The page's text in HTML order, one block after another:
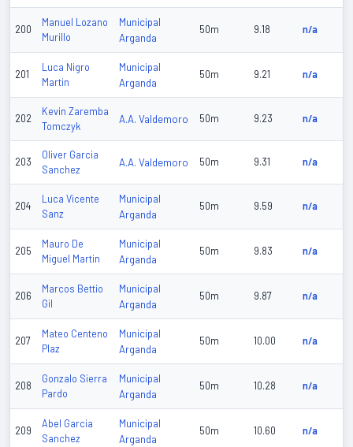
200
Manuel Lozano
Murillo
Municipal
Arganda
50m 9.18 n/a
201
Luca Nigro
Martin
Municipal
Arganda
50m 9.21 n/a
202
Kevin Zaremba
Tomczyk
A.A. Valdemoro 50m 9.23 n/a
203
Oliver Garcia
Sanchez
A.A. Valdemoro 50m 9.31 n/a
204
Luca Vicente
Sanz
Municipal
Arganda
50m 9.59 n/a
205
Mauro De
Miguel Martin
Municipal
Arganda
50m 9.83 n/a
206
Marcos Bettio
Gil
Municipal
Arganda
50m 9.87 n/a
207
Mateo Centeno
Plaz
Municipal
Arganda
50m 10.00 n/a
208
Gonzalo Sierra
Pardo
Municipal
Arganda
50m 10.28 n/a
209
Abel Garcia
Sanchez
Municipal
Arganda
50m 10.60 n/a